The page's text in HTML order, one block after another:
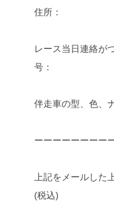
住所：
レース当日連絡が
号：
伴走車の型、色、
ーーーーーーーー
上記をメールした
(税込)